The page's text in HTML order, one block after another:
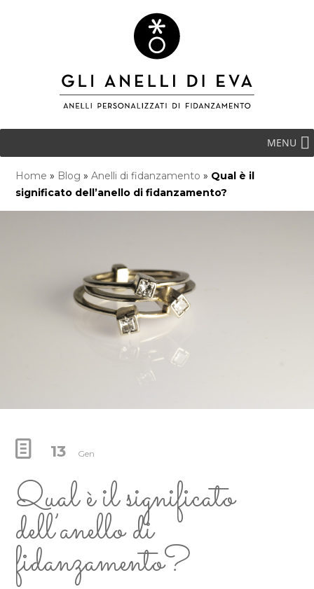
MENU
Home » Blog »Anelli di fidanzamento » Qual è il
significato dell’anello di fidanzamento?
13 Gen
Qual è il significato
dell’anello di
fidanzamento?